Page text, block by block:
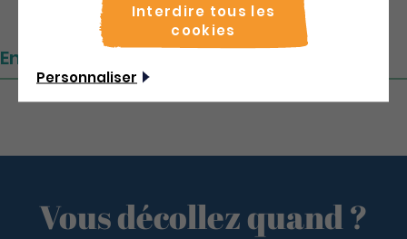
Emplacement
Vous décollez quand ?
Interdire tous les
cookies
Personnaliser